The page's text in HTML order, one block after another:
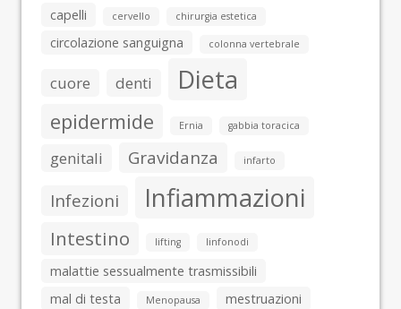
capelli
cervello chirurgia estetica
circolazione sanguigna colonna vertebrale
cuore denti Dieta
epidermide Ernia gabbia toracica
genitali Gravidanza infarto
Infezioni Infiammazioni
Intestino lifting linfonodi
malattie sessualmente trasmissibili
mal di testa
Menopausa mestruazioni